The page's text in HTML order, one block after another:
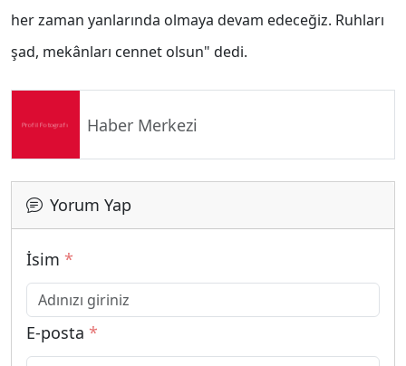
her zaman yanlarında olmaya devam edeceğiz. Ruhları
şad, mekânları cennet olsun" dedi.
Haber Merkezi
Yorum Yap
İsim *
E-posta *